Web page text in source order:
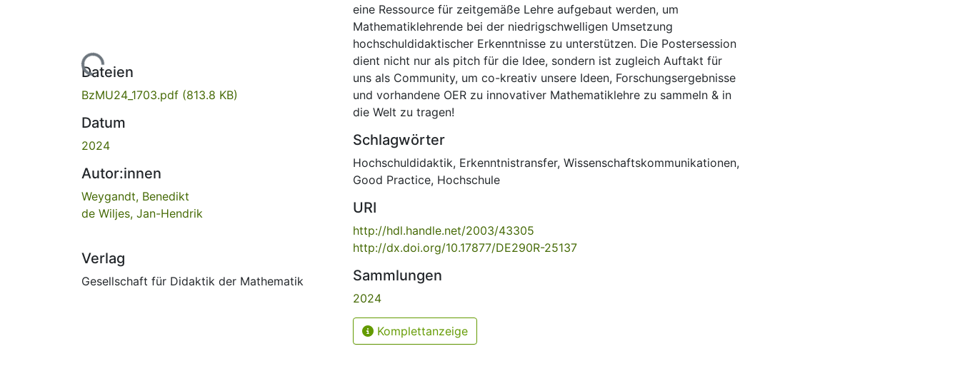
Lade...
Dateien
BzMU24_1703.pdf (813.8 KB)
Datum
2024
Autor:innen
Weygandt, Benedikt
de Wiljes, Jan-Hendrik
Verlag
Gesellschaft für Didaktik der Mathematik
eine Ressource für zeitgemäße Lehre aufgebaut werden, um
Mathematiklehrende bei der niedrigschwelligen Umsetzung
hochschuldidaktischer Erkenntnisse zu unterstützen. Die Postersession
dient nicht nur als pitch für die Idee, sondern ist zugleich Auftakt für
uns als Community, um co-kreativ unsere Ideen, Forschungsergebnisse
und vorhandene OER zu innovativer Mathematiklehre zu sammeln & in
die Welt zu tragen!
Schlagwörter
Hochschuldidaktik, Erkenntnistransfer, Wissenschaftskommunikationen,
Good Practice, Hochschule
URI
http://hdl.handle.net/2003/43305
http://dx.doi.org/10.17877/DE290R-25137
Sammlungen
2024
Komplettanzeige